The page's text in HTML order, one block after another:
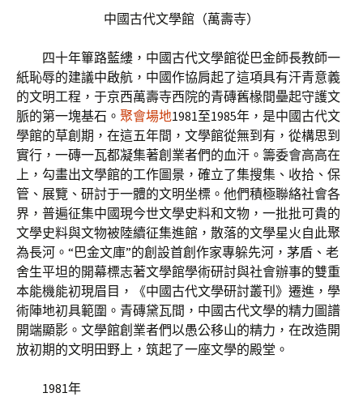
中國古代文學館（萬壽寺）
四十年篳路藍縷，中國古代文學館從巴金師長教師一
紙恥辱的建議中啟航，中國作協肩起了這項具有汗青意義
的文明工程，于京西萬壽寺西院的青磚舊椽間壘起守護文
脈的第一塊基石。 聚會場地1981至1985年，是中國古代文
學館的草創期，在這五年間，文學館從無到有，從構思到
實行，一磚一瓦都凝集著創業者們的血汗。籌委會高高在
上，勾畫出文學館的工作圖景，確立了集搜集、收拾、保
管、展覽、研討于一體的文明坐標。他們積極聯絡社會各
界，普遍征集中國現今世文學史料和文物，一批批可貴的
文學史料與文物被陸續征集進館，散落的文學星火自此聚
為長河。“巴金文庫”的創設首創作家專躲先河，茅盾、老
舍生平坦的開幕標志著文學館學術研討與社會辦事的雙重
本能機能初現眉目，《中國古代文學研討叢刊》遷進，學
術陣地初具範圍。青磚黛瓦間，中國古代文學的精力圖譜
開端顯影。文學館創業者們以愚公移山的精力，在改造開
放初期的文明田野上，筑起了一座文學的殿堂。
1981年